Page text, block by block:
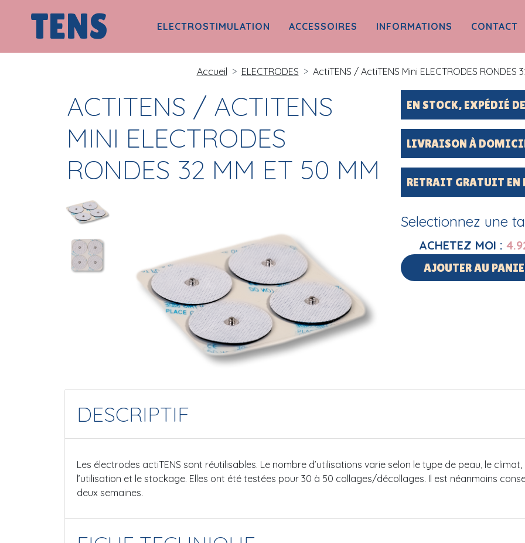
TENS ELECTROSTIMULATION ACCESSOIRES INFORMATIONS CONTACT
Accueil ELECTRODES ActiTENS / ActiTENS Mini ELECTRODES RONDES
ACTITENS / ACTITENS
MINI ELECTRODES
RONDES 32 MM ET 50 MM
EN STOCK, EXPÉDIÉ
LIVRAISON À
RETRAIT GRATUIT
Selectionnez une
ACHETEZ MOI :
AJOUTER AU
DESCRIPTIF
Les électrodes actiTENS sont réutilisables. Le nombre d’utilisations varie selon le type de peau, le
l’utilisation et le stockage. Elles ont été testées pour 30 à 50 collages/décollages. Il est néanmoins
deux semaines.